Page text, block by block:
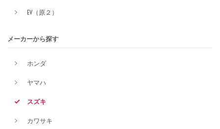
EV（原２）
メーカーから探す
ホンダ
ヤマハ
スズキ
カワサキ